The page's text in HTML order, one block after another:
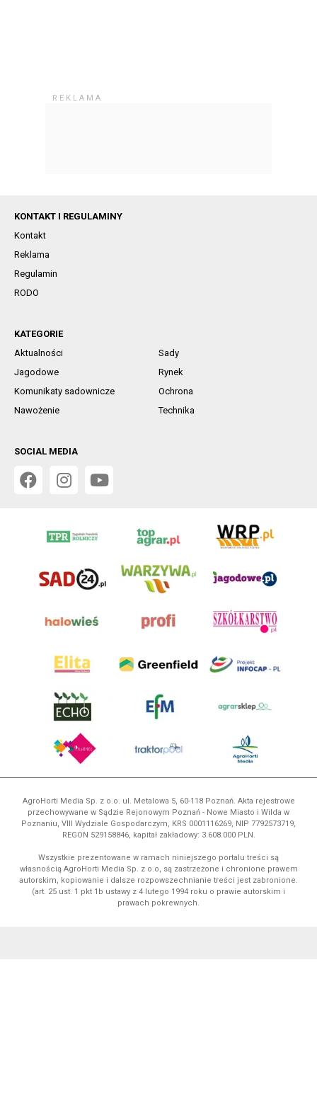
KONTAKT I REGULAMINY
Kontakt
Reklama
Regulamin
RODO
KATEGORIE
Aktualności
Sady
Jagodowe
Rynek
Komunikaty sadownicze
Ochrona
Nawożenie
Technika
SOCIAL MEDIA
AgroHorti Media Sp. z o.o. ul. Metalowa 5, 60-118 Poznań. Akta rejestrowe
przechowywane w Sądzie Rejonowym Poznań - Nowe Miasto i Wilda w
Poznaniu, VIII Wydziale Gospodarczym, KRS 0001116269, NIP 7792573719,
REGON 529158846, kapitał zakładowy: 3.608.000 PLN.
Wszystkie prezentowane w ramach niniejszego portalu treści są
własnością AgroHorti Media Sp. z o.o, są zastrzeżone i chronione prawem
autorskim, kopiowanie i dalsze rozpowszechnianie treści jest zabronione.
(art. 25 ust. 1 pkt 1b ustawy z 4 lutego 1994 roku o prawie autorskim i
prawach pokrewnych.